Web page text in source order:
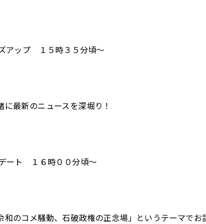
アップ １５時３５分頃～
に最新のニュースを深堀り ！
ート １６時００分頃～
和のコメ騒動、石破政権の正念場」というテーマでお